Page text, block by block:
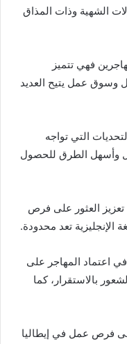
الشهية وذات المذاق
فهي تتميز
وسوق عمل يتيح العديد
التي تواجه
وأسهل الطرق للحصول
العثور على فرص
الإنجليزية تعد محدودة.
في اعتماد المهاجر على
بالاستقرار، كما
فرص عمل في إيطاليا